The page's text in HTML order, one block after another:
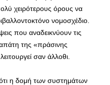
χειρότερους όρους να
νομοσχέδιο.
που αναδεικνύουν τις
απάτη της «πράσινης
σαν άλλοθι.
η δομή των συστημάτων